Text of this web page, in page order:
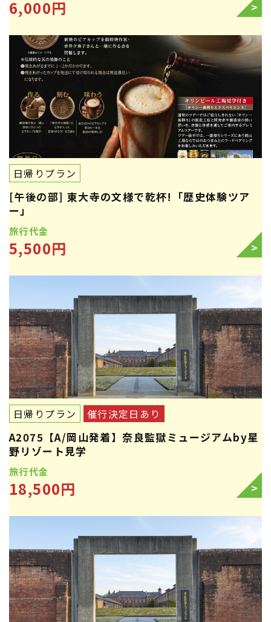
6,000円 >
日帰りプラン
[午後の部] 東大寺の文様で乾杯!「歴史体験ツア
ー」
旅行代金
5,500円 >
日帰りプラン 催行決定日あり
A2075【A/岡山発着】奈良監獄ミュージアムby星
野リゾート見学
旅行代金
18,500円 >